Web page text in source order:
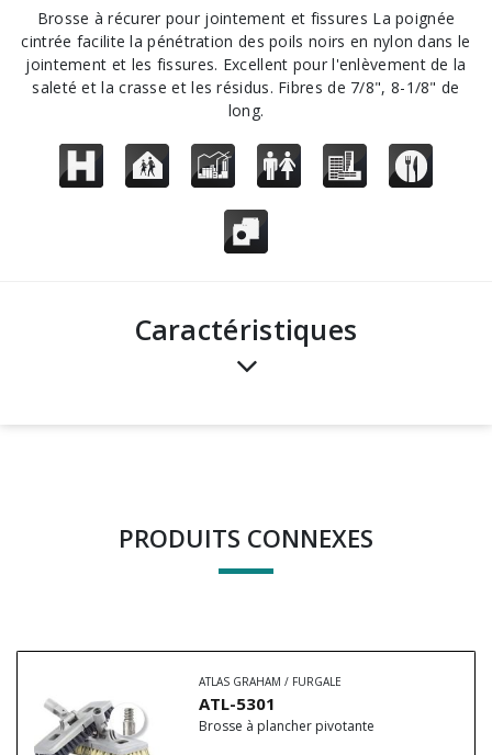
Brosse à récurer pour jointement et fissures La poignée
cintrée facilite la pénétration des poils noirs en nylon dans le
jointement et les fissures. Excellent pour l'enlèvement de la
saleté et la crasse et les résidus. Fibres de 7/8", 8-1/8" de
long.
Caractéristiques
PRODUITS CONNEXES
ATLAS GRAHAM / FURGALE
ATL-5301
Brosse à plancher pivotante